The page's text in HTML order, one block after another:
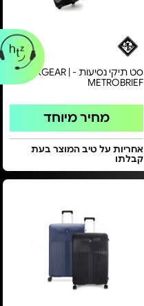
סט תיקי נסיעות - TREKGEAR |
METROBRIEF
מחיר מיוחד
אחריות על טיב המוצר בעת
קבלתו